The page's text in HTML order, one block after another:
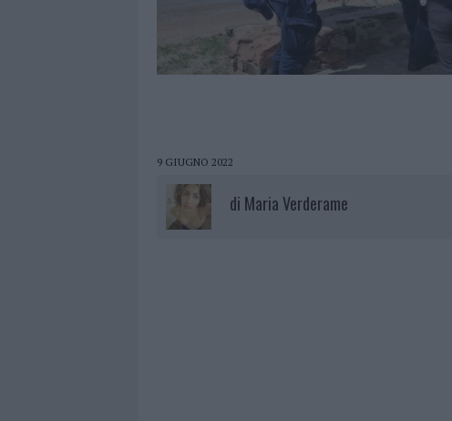
9 GIUGNO 2022
di Maria Verderame